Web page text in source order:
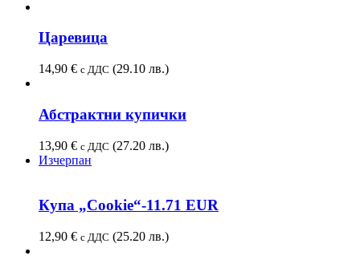
Царевица
14,90 € с ДДС (29.10 лв.)
Абстрактни купички
13,90 € с ДДС (27.20 лв.)
Изчерпан
Купа „Cookie“-11.71 EUR
12,90 € с ДДС (25.20 лв.)